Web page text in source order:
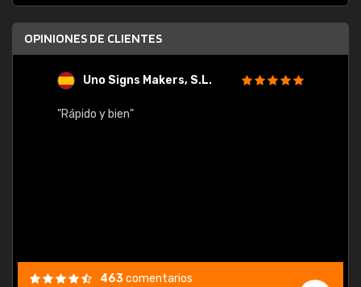
OPINIONES DE CLIENTES
Uno Signs Makers, S.L.
"Rápido y bien"
463comentarios